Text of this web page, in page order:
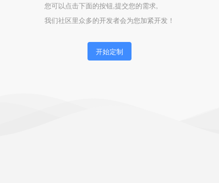
您可以点击下面的按钮,提交您的需求,
我们社区里众多的开发者会为您加紧开发！
开始定制